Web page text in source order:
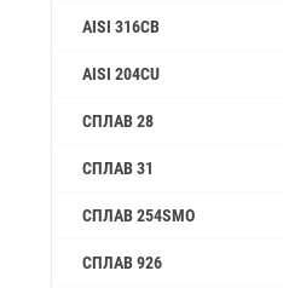
AISI 316CB
AISI 204CU
СПЛАВ 28
СПЛАВ 31
СПЛАВ 254SMO
СПЛАВ 926